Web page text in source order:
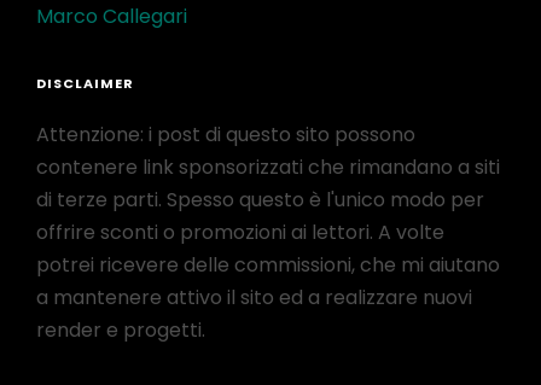
Marco Callegari
DISCLAIMER
Attenzione: i post di questo sito possono
contenere link sponsorizzati che rimandano a siti
di terze parti. Spesso questo è l'unico modo per
offrire sconti o promozioni ai lettori. A volte
potrei ricevere delle commissioni, che mi aiutano
a mantenere attivo il sito ed a realizzare nuovi
render e progetti.